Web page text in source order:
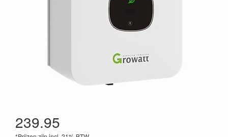
239.95